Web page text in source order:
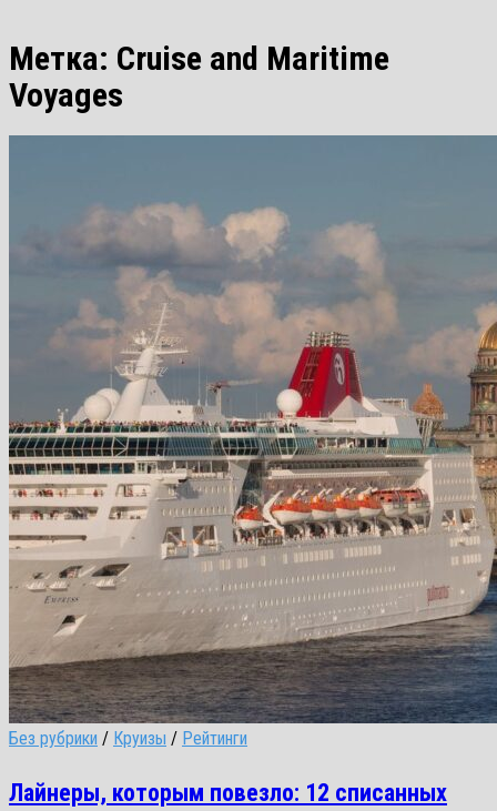
Метка: Cruise and Maritime
Voyages
Без рубрики / Круизы / Рейтинги
Лайнеры, которым повезло: 12 списанных